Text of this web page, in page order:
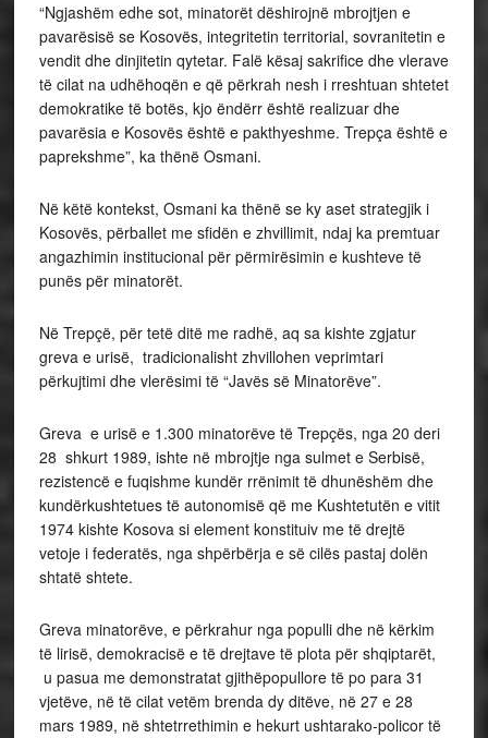
“Ngjashëm edhe sot, minatorët dëshirojnë mbrojtjen e
pavarësisë se Kosovës, integritetin territorial, sovranitetin e
vendit dhe dinjitetin qytetar. Falë kësaj sakrifice dhe vlerave
të cilat na udhëhoqën e që përkrah nesh i rreshtuan shtetet
demokratike të botës, kjo ëndërr është realizuar dhe
pavarësia e Kosovës është e pakthyeshme. Trepça është e
paprekshme”, ka thënë Osmani.
Në këtë kontekst, Osmani ka thënë se ky aset strategjik i
Kosovës, përballet me sfidën e zhvillimit, ndaj ka premtuar
angazhimin institucional për përmirësimin e kushteve të
punës për minatorët.
Në Trepçë, për tetë ditë me radhë, aq sa kishte zgjatur
greva e urisë, tradicionalisht zhvillohen veprimtari
përkujtimi dhe vlerësimi të “Javës së Minatorëve”.
Greva e urisë e 1.300 minatorëve të Trepçës, nga 20 deri
28 shkurt 1989, ishte në mbrojtje nga sulmet e Serbisë,
rezistencë e fuqishme kundër rrënimit të dhunëshëm dhe
kundërkushtetues të autonomisë që me Kushtetutën e vitit
1974 kishte Kosova si element konstituiv me të drejtë
vetoje i federatës, nga shpërbërja e së cilës pastaj dolën
shtatë shtete.
Greva minatorëve, e përkrahur nga populli dhe në kërkim
të lirisë, demokracisë e të drejtave të plota për shqiptarët,
u pasua me demonstratat gjithëpopullore të po para 31
vjetëve, në të cilat vetëm brenda dy ditëve, në 27 e 28
mars 1989, në shtetrrethimin e hekurt ushtarako-policor të